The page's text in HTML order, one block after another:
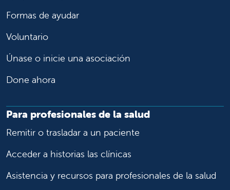
Formas de ayudar
Voluntario
Únase o inicie una asociación
Done ahora
Para profesionales de la salud
Remitir o trasladar a un paciente
Acceder a historias las clínicas
Asistencia y recursos para profesionales de la salud